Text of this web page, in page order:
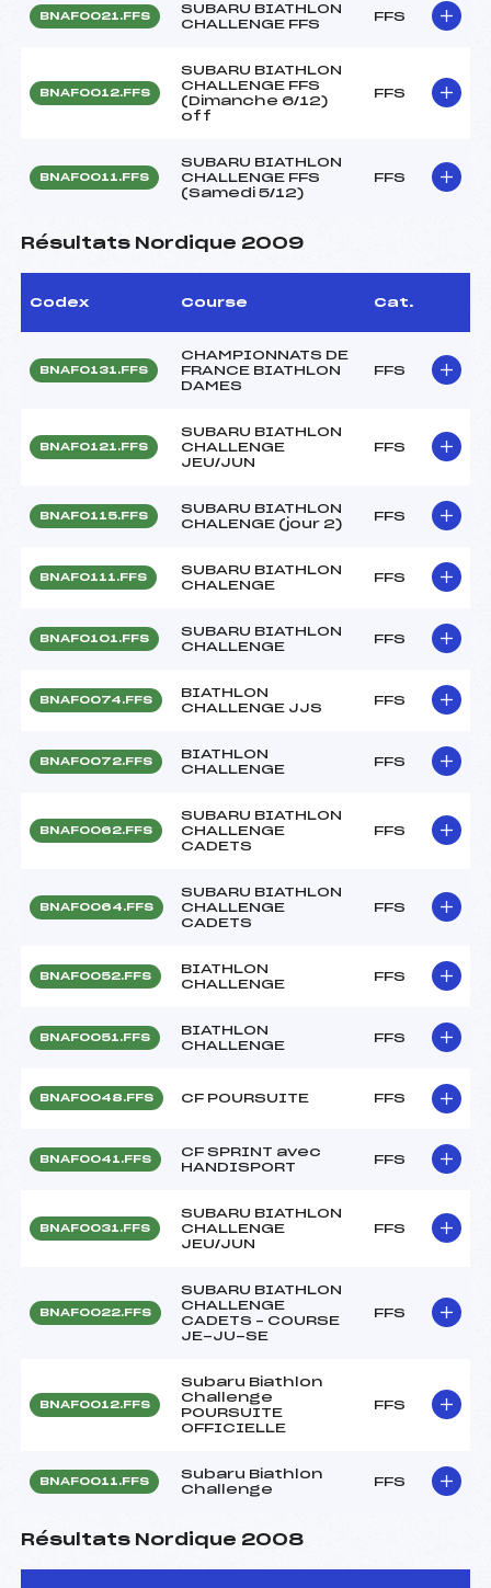
BNAF0021.FFS
SUBARU BIATHLON
CHALLENGE FFS
FFS
BNAF0012.FFS
SUBARU BIATHLON
CHALLENGE FFS
(Dimanche 6/12)
off
FFS
BNAF0011.FFS
SUBARU BIATHLON
CHALLENGE FFS
(Samedi 5/12)
FFS
Résultats Nordique 2009
Codex Course Cat.
BNAF0131.FFS
CHAMPIONNATS DE
FRANCE BIATHLON
DAMES
FFS
BNAF0121.FFS
SUBARU BIATHLON
CHALLENGE
JEU/JUN
FFS
BNAF0115.FFS
SUBARU BIATHLON
CHALENGE (jour 2)
FFS
BNAF0111.FFS
SUBARU BIATHLON
CHALENGE
FFS
BNAF0101.FFS
SUBARU BIATHLON
CHALLENGE
FFS
BNAF0074.FFS
BIATHLON
CHALLENGE JJS
FFS
BNAF0072.FFS
BIATHLON
CHALLENGE
FFS
BNAF0062.FFS
SUBARU BIATHLON
CHALLENGE
CADETS
FFS
BNAF0064.FFS
SUBARU BIATHLON
CHALLENGE
CADETS
FFS
BNAF0052.FFS
BIATHLON
CHALLENGE
FFS
BNAF0051.FFS
BIATHLON
CHALLENGE
FFS
BNAF0048.FFS CF POURSUITE FFS
BNAF0041.FFS
CF SPRINT avec
HANDISPORT
FFS
BNAF0031.FFS
SUBARU BIATHLON
CHALLENGE
JEU/JUN
FFS
BNAF0022.FFS
SUBARU BIATHLON
CHALLENGE
CADETS – COURSE
JE-JU-SE
FFS
BNAF0012.FFS
Subaru Biathlon
Challenge
POURSUITE
OFFICIELLE
FFS
BNAF0011.FFS
Subaru Biathlon
Challenge
FFS
Résultats Nordique 2008